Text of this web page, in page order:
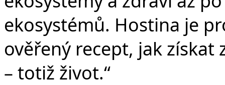
ekosystémů. Hostina je
ověřený recept, jak získat
– totiž život.“